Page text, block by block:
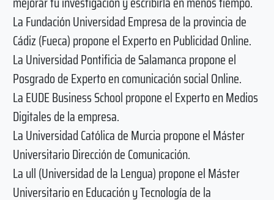
La Fundación Universidad Empresa de la provincia de
Cádiz (Fueca) propone el Experto en Publicidad Online.
La Universidad Pontificia de Salamanca propone el
Posgrado de Experto en comunicación social Online.
La EUDE Business School propone el Experto en Medios
Digitales de la empresa.
La Universidad Católica de Murcia propone el Máster
Universitario Dirección de Comunicación.
La ull (Universidad de la Lengua) propone el Máster
Universitario en Educación y Tecnología de la